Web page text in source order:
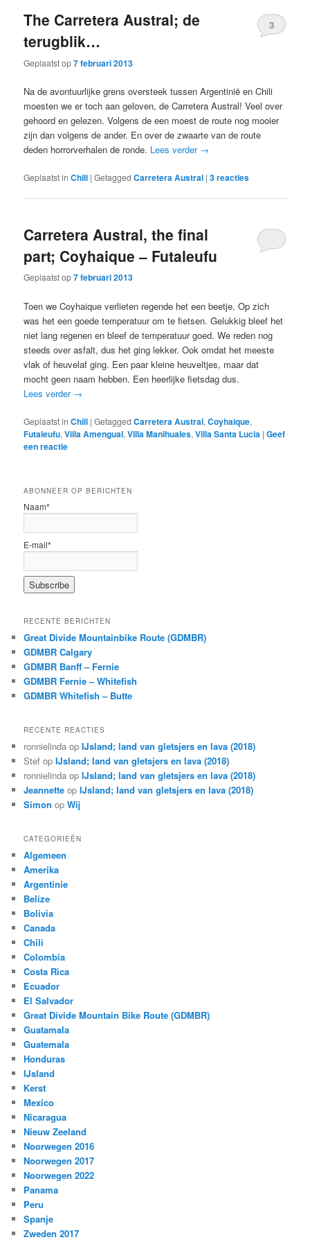
The Carretera Austral; de
terugblik…
Geplaatst op7 februari 2013
3
Na de avontuurlijke grens oversteek tussen Argentinië en Chili
moesten we er toch aan geloven, de Carretera Austral! Veel over
gehoord en gelezen. Volgens de een moest de route nog mooier
zijn dan volgens de ander. En over de zwaarte van de route
deden horrorverhalen de ronde. Lees verder →
Geplaatst in Chili |Getagged Carretera Austral |3reacties
Carretera Austral, the final
part; Coyhaique – Futaleufu
Geplaatst op7 februari 2013
Toen we Coyhaique verlieten regende het een beetje. Op zich
was het een goede temperatuur om te fietsen. Gelukkig bleef het
niet lang regenen en bleef de temperatuur goed. We reden nog
steeds over asfalt, dus het ging lekker. Ook omdat het meeste
vlak of heuvelaf ging. Een paar kleine heuveltjes, maar dat
mocht geen naam hebben. Een heerlijke fietsdag dus.
Lees verder →
Geplaatst in Chili |Getagged Carretera Austral,Coyhaique,
Futaleufu,Villa Amengual,Villa Manihuales,Villa Santa Lucia |Geef
een reactie
ABONNEER OP BERICHTEN
Naam*
E-mail*
RECENTE BERICHTEN
Great Divide Mountainbike Route (GDMBR)
GDMBR Calgary
GDMBR Banff – Fernie
GDMBR Fernie – Whitefish
GDMBR Whitefish – Butte
RECENTE REACTIES
ronnielinda opIJsland; land van gletsjers en lava (2018)
Stef opIJsland; land van gletsjers en lava (2018)
ronnielinda opIJsland; land van gletsjers en lava (2018)
Jeannette opIJsland; land van gletsjers en lava (2018)
Simon opWij
CATEGORIEËN
Algemeen
Amerika
Argentinie
Belize
Bolivia
Canada
Chili
Colombia
Costa Rica
Ecuador
El Salvador
Great Divide Mountain Bike Route (GDMBR)
Guatamala
Guatemala
Honduras
IJsland
Kerst
Mexico
Nicaragua
Nieuw Zeeland
Noorwegen 2016
Noorwegen 2017
Noorwegen 2022
Panama
Peru
Spanje
Zweden 2017